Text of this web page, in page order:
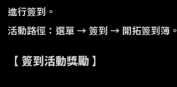
進行簽到。
活動路徑：選單 → 簽到 → 開拓簽到簿。
【 簽到活動獎勵 】